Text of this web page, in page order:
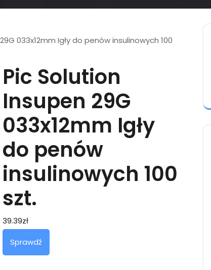
033x12mm Igły do penów insulinowych 100
Pic Solution
Insupen 29G
033x12mm Igły
do penów
insulinowych 100
szt.
39.39zł
Sprawdź